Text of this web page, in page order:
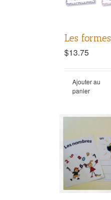
Les
$13.75
Ajouter au
panier